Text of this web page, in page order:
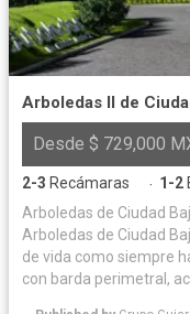
Arboledas II de
Desde $ 729,000
2-3 Recámaras · 1-2
Arboledas de Ciudad Bajío ¡Ultimas Casas y
Arboledas de Ciudad
de vida como siempre haz soñado
con barda perimetral,